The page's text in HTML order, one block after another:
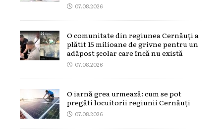
07.08.2026
O comunitate din regiunea Cernăuți a
plătit 15 milioane de grivne pentru un
adăpost școlar care încă nu există
07.08.2026
O iarnă grea urmează: cum se pot
pregăti locuitorii regiunii Cernăuți
07.08.2026